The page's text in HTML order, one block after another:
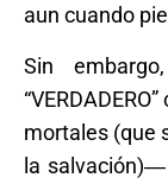
aun cuando
Sin
mortales (que
la